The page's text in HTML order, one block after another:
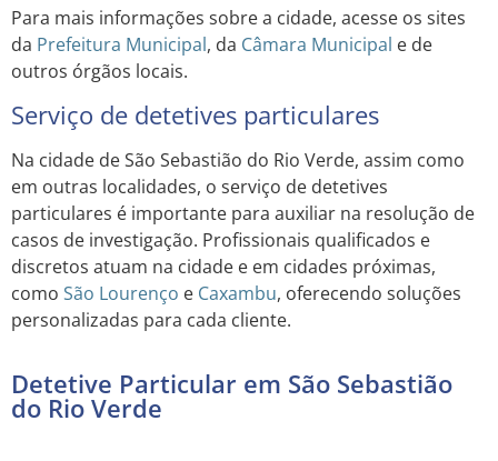
Para mais informações sobre a cidade, acesse os sites
da Prefeitura Municipal, da Câmara Municipal e de
outros órgãos locais.
Serviço de detetives particulares
Na cidade de São Sebastião do Rio Verde, assim como
em outras localidades, o serviço de detetives
particulares é importante para auxiliar na resolução de
casos de investigação. Profissionais qualificados e
discretos atuam na cidade e em cidades próximas,
como São Lourenço e Caxambu, oferecendo soluções
personalizadas para cada cliente.
Detetive Particular em São Sebastião
do Rio Verde